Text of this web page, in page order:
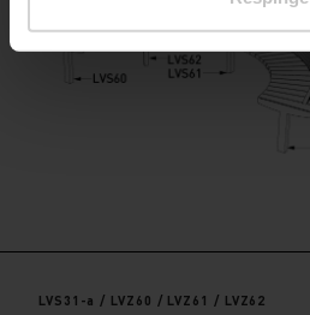
LVS31-a / LVZ60 / LVZ61 / LVZ62